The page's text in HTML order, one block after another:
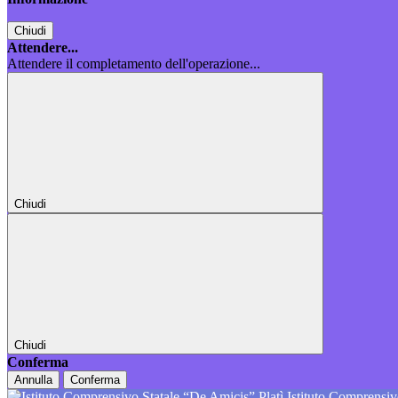
Chiudi
Attendere...
Attendere il completamento dell'operazione...
Chiudi
Chiudi
Conferma
Annulla Conferma